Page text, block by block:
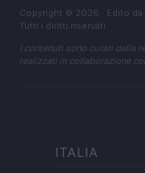
Copyright © 2026 · Edito
Tutti i diritti riservati
I contenuti sono curati dalla
realizzati in collaborazione
ITALIA